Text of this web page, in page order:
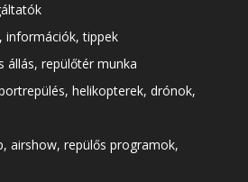
információk, tippek
állás, repülőtér munka
helikopterek, drónok,
airshow, repülős programok,